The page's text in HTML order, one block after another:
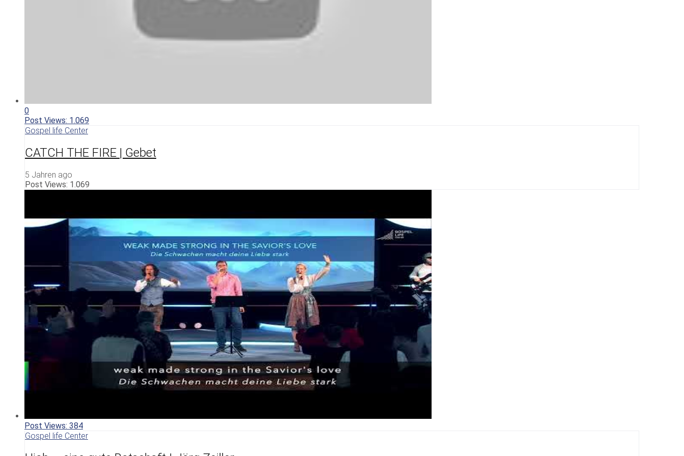
0
Post Views: 1.069
Gospel life Center
CATCH THE FIRE | Gebet
5 Jahren ago
Post Views: 1.069
Post Views: 384
Gospel life Center